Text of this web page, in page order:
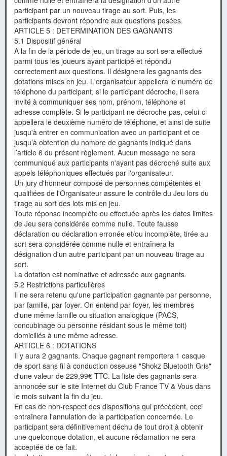
participant par un nouveau tirage au sort. Puis, les
participants devront répondre aux questions posées.
ARTICLE 5 : DETERMINATION DES GAGNANTS
5.1 Dispositif général
A la fin de la période de jeu, un tirage au sort sera effectué
parmi tous les joueurs ayant participé et répondu
correctement aux questions. Il désignera les gagnants des
dotations mises en jeu. L'organisateur appellera le numéro de
téléphone du participant, si le participant décroche, il sera
invité à communiquer ses nom, prénom, téléphone et
adresse complète. Si le participant ne décroche pas, celui-ci
appellera le deuxième numéro de téléphone, et ainsi de suite
jusqu'à entrer en communication avec un participant et ce
jusqu’à obtention du nombre de gagnants indiqué dans
l’article 6 du présent règlement. Aucun message ne sera
communiqué aux participants n'ayant pas décroché suite aux
appels téléphoniques effectués par l'organisateur.
Un jury d'honneur composé de personnes compétentes et
qualifiées de l'Organisateur assure le contrôle du Jeu lors du
tirage au sort des lots mis en jeu.
Toute réponse incomplète ou effectuée après les dates limites
de Jeu sera considérée comme nulle. Toute fausse
déclaration ou déclaration erronée et/ou incomplète, tirée au
sort sera considérée comme nulle et entraînera la
désignation d'un autre participant par un nouveau tirage au
sort.
La dotation est nominative et adressée aux gagnants.
5.2 Restrictions particulières
Il ne sera retenu qu'une participation gagnante par personne,
par famille, par foyer. On entend par foyer, les membres
d'une même famille ou situation analogique (PACS,
concubinage ou personne résidant sous le même toit)
domiciliés à une même adresse.
ARTICLE 6 : DOTATIONS
Il y aura 2 gagnants. Chaque gagnant remportera 1 casque
de sport sans fil à conduction osseuse "Shokz Bluetooth Gris"
d'une valeur de 229,99€ TTC. La liste des gagnants sera
annoncée sur le site Internet du Club France TV & Vous dans
le mois suivant la fin du jeu.
En cas de non-respect des dispositions qui précèdent, ceci
entraînera l'annulation de la participation concernée. Le
participant sera définitivement déchu de tout droit à obtenir
une quelconque dotation, et aucune réclamation ne sera
acceptée de ce fait.